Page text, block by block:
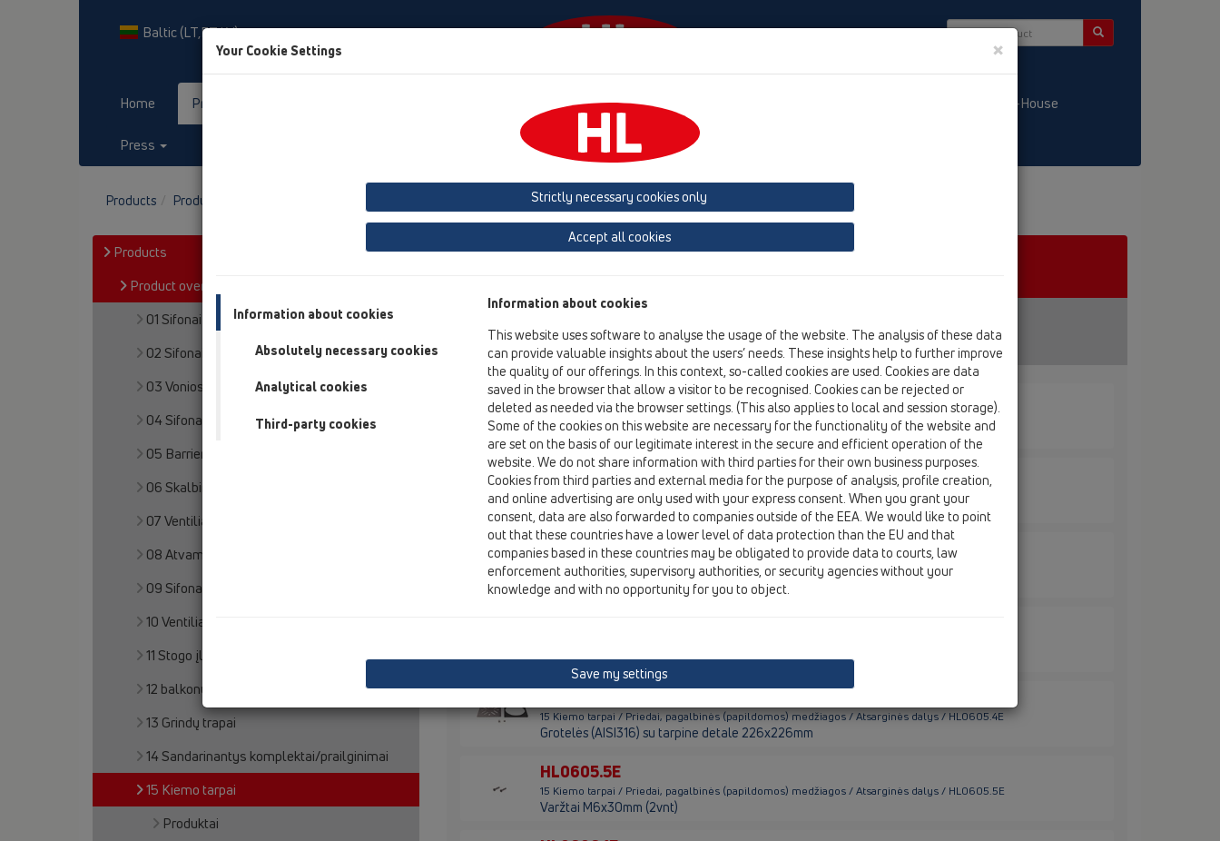
Baltic (LT,ET,LV)
Home Products KATALOOG / ET HL-House
Press
Products Product overview
Products
Product overview
01 Sifonai plautuvėms
02 Sifonai praustuvams
03 Vonios
04 Sifonai dušo padėklams
05 Barriere-free showers
06 Skalbimo ir indų plovimo mašinos
07 Ventiliacija ir oro kondicionavimas (VOK)
08 Atvamzdžiai klozetams
09 Sifonai pisuarams
10 Ventiliaciniai automatiniai voštuvai
11 Stogo įlajos
12 balkonų ir terasų trapai
13 Grindų trapai
14 Sandarinantys komplektai/prailginimai
15 Kiemo tarpai
Produktai
Product overview
Priedai, pagalbinės (papildomos) medžiagos
HL01056D
15 Kiemo tarpai / Priedai, pagalbinės (papildomos) medžiagos / Atsarginės dalys / HL01056D
O -žiedas 180x6mm
HL0605.1E
15 Kiemo tarpai / Priedai, pagalbinės (papildomos) medžiagos / Atsarginės dalys / HL0605.1E
Grotelės plastikinės 226x226mm
HL0605.2E
15 Kiemo tarpai / Priedai, pagalbinės (papildomos) medžiagos / Atsarginės dalys / HL0605.2E
Įdėklas vandens sifonui
Grotelės n.pl. su tarpine detale 226x226mm
15 Kiemo tarpai / Priedai, pagalbinės (papildomos) medžiagos / Atsarginės dalys / HL0605.4E
Grotelės (AISI316) su tarpine detale 226x226mm
HL0605.5E
15 Kiemo tarpai / Priedai, pagalbinės (papildomos) medžiagos / Atsarginės dalys / HL0605.5E
Varžtai M6x30mm (2vnt)
Your Cookie Settings ×
Strictly necessary cookies only
Accept all cookies
Information about cookies
Absolutely necessary cookies
Analytical cookies
Third-party cookies
Information about cookies
This website uses software to analyse the usage of the website. The analysis of these data
can provide valuable insights about the users’ needs. These insights help to further improve
the quality of our offerings. In this context, so-called cookies are used. Cookies are data
saved in the browser that allow a visitor to be recognised. Cookies can be rejected or
deleted as needed via the browser settings. (This also applies to local and session storage).
Some of the cookies on this website are necessary for the functionality of the website and
are set on the basis of our legitimate interest in the secure and efficient operation of the
website. We do not share information with third parties for their own business purposes.
Cookies from third parties and external media for the purpose of analysis, profile creation,
and online advertising are only used with your express consent. When you grant your
consent, data are also forwarded to companies outside of the EEA. We would like to point
out that these countries have a lower level of data protection than the EU and that
companies based in these countries may be obligated to provide data to courts, law
enforcement authorities, supervisory authorities, or security agencies without your
knowledge and with no opportunity for you to object.
Save my settings